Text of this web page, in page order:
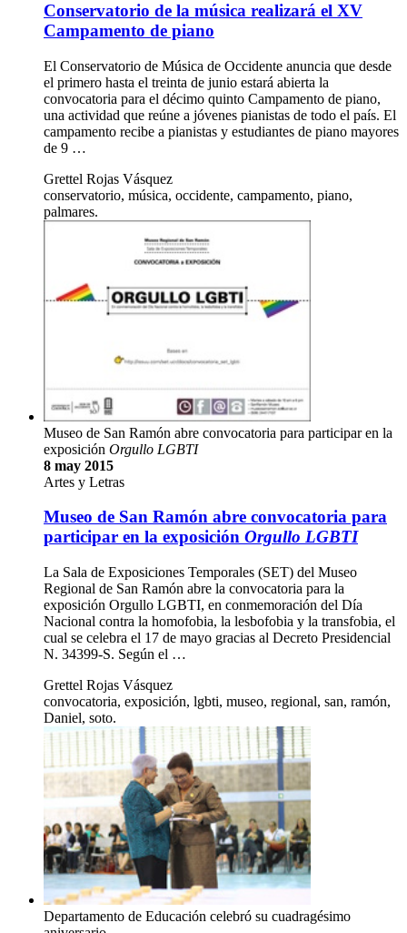
Conservatorio de la música realizará el XV
Campamento de piano
El Conservatorio de Música de Occidente anuncia que desde
el primero hasta el treinta de junio estará abierta la
convocatoria para el décimo quinto Campamento de piano,
una actividad que reúne a jóvenes pianistas de todo el país. El
campamento recibe a pianistas y estudiantes de piano mayores
de 9 …
Grettel Rojas Vásquez
conservatorio, música, occidente, campamento, piano,
palmares.
Museo de San Ramón abre convocatoria para participar en la
exposición Orgullo LGBTI
8 may 2015
Artes y Letras
Museo de San Ramón abre convocatoria para
participar en la exposición Orgullo LGBTI
La Sala de Exposiciones Temporales (SET) del Museo
Regional de San Ramón abre la convocatoria para la
exposición Orgullo LGBTI, en conmemoración del Día
Nacional contra la homofobia, la lesbofobia y la transfobia, el
cual se celebra el 17 de mayo gracias al Decreto Presidencial
N. 34399-S. Según el …
Grettel Rojas Vásquez
convocatoria, exposición, lgbti, museo, regional, san, ramón,
Daniel, soto.
Departamento de Educación celebró su cuadragésimo